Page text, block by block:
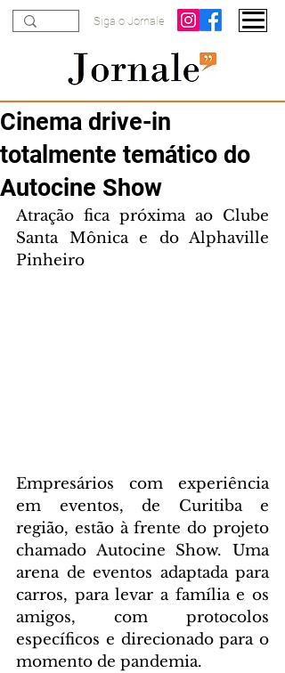
Siga o Jornale
Cinema drive-in
totalmente temático do
Autocine Show
Atração fica próxima ao Clube
Santa Mônica e do Alphaville
Pinheiro
Empresários com experiência
em eventos, de Curitiba e
região, estão à frente do projeto
chamado Autocine Show. Uma
arena de eventos adaptada para
carros, para levar a família e os
amigos, com protocolos
específicos e direcionado para o
momento de pandemia.